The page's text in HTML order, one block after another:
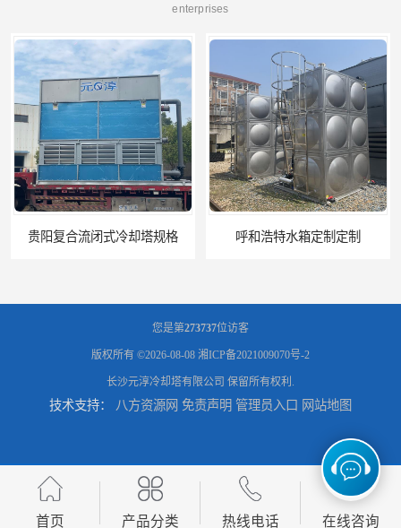
enterprises
呼和浩特水箱定制定制 电厂冷却塔
郑州喷淋泵厂家 太原板式换热器生产厂家
您是第273737位访客
版权所有 ©2026-08-08 湘ICP备2021009070号-2
长沙元淳冷却塔有限公司 保留所有权利.
技术支持： 八方资源网 免责声明 管理员入口 网站地图
首页 产品分类 热线电话 在线咨询